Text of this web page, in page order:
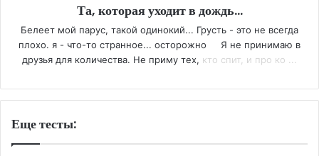
Та, которая уходит в дождь...
Белеет мой парус, такой одинокий... Грусть - это не всегда
плохо. я - что-то странное... осторожно Я не принимаю в
друзья для количества. Не приму тех, кто спит, и про ко ...
Еще тесты: